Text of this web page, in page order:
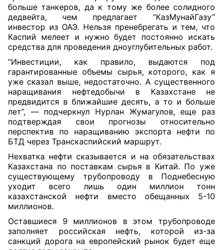
больше танкеров, да к тому же более солидного
дедвейта, чем предлагает “КазМунайГазу”
инвестор из ОАЭ. Нельзя пренебрегать и тем, что
Каспий мелеет и нужно будет постоянно искать
средства для проведения дноуглубительных работ.
“Инвестиции, как правило, выдаются под
гарантированные объемы сырья, которого, как я
уже сказал выше, недостаточно. А существенного
наращивания нефтедобычи в Казахстане не
предвидится в ближайшие десять, а то и больше
лет”, — подчеркнул Нурлан Жумагулов, еще раз
подтверждая свои прогнозы относительно
перспектив по наращиванию экспорта нефти по
БТД через Транскаспийский маршрут.
Нехватка нефти сказывается и на обязательствах
Казахстана по поставкам сырья в Китай. По уже
существующему трубопроводу в Поднебесную
уходит всего лишь один миллион тонн
казахстанской нефти вместо обещанных 5-10
миллионов.
Оставшиеся 9 миллионов в этом трубопроводе
заполняет российская нефть, которой из-за
санкций дорога на европейский рынок будет еще